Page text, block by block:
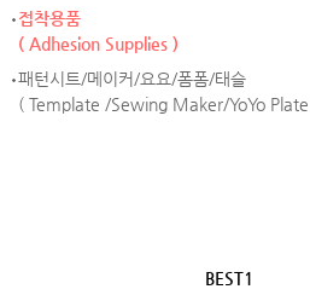
접착용품
( Adhesion Supplies )
패턴시트/메이커/요요/폼폼/태슬
( Template /Sewing Maker/YoYo
BEST1